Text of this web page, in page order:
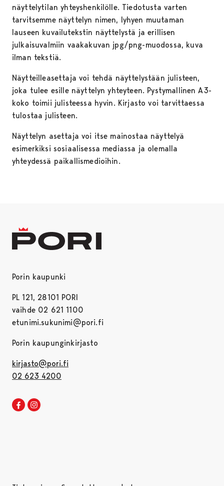
näyttelytilan yhteyshenkilölle. Tiedotusta varten
tarvitsemme näyttelyn nimen, lyhyen muutaman
lauseen kuvailutekstin näyttelystä ja erillisen
julkaisuvalmiin vaakakuvan jpg/png-muodossa, kuva
ilman tekstiä.
Näytteilleasettaja voi tehdä näyttelystään julisteen,
joka tulee esille näyttelyn yhteyteen. Pystymallinen A3-
koko toimii julisteessa hyvin. Kirjasto voi tarvittaessa
tulostaa julisteen.
Näyttelyn asettaja voi itse mainostaa näyttelyä
esimerkiksi sosiaalisessa mediassa ja olemalla
yhteydessä paikallismedioihin.
Porin kaupunki
PL 121, 28101 PORI
vaihde 02 621 1100
etunimi.sukunimi@pori.fi
Porin kaupunginkirjasto
kirjasto@pori.fi
02 623 4200
Porin kirjaston Facebook
Avautuu uudessa välilehdessä